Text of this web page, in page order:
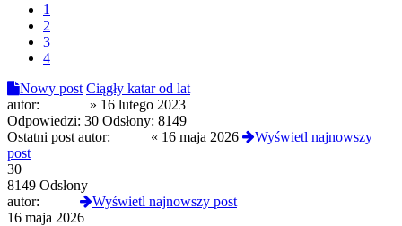
1
2
3
4
Nowy post Ciągły katar od lat
autor:
» 16 lutego 2023
Odpowiedzi: 30 Odsłony: 8149
Ostatni post autor:
« 16 maja 2026
Wyświetl najnowszy
post
30
8149 Odsłony
autor:
Wyświetl najnowszy post
16 maja 2026